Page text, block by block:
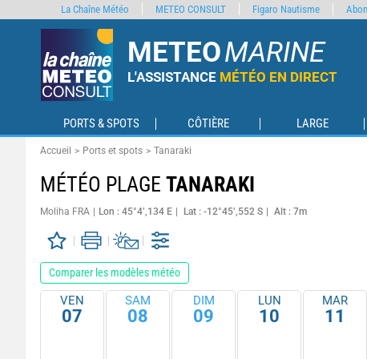
METEOMARINE
L'ASSISTANCE MÉTÉO EN DIRECT
PORTS & SPOTS CÔTIÈRE LARGE
Accueil Ports et spots Tanaraki
MÉTÉO PLAGE TANARAKI
Moliha FRA Lon : 45°4’,134 E Lat : -12°45’,552 S Alt : 7m
Comparer les modèles météo
VEN
07
SAM
08
DIM
09
LUN
10
MAR
11
La Chaîne Météo METEO CONSULT Figaro Nautisme